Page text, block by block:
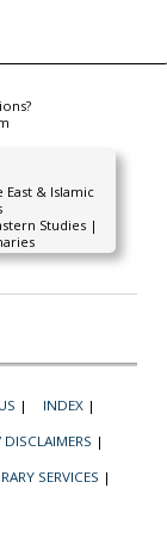
& Islamic
Studies |
| INDEX |
|
SERVICES |